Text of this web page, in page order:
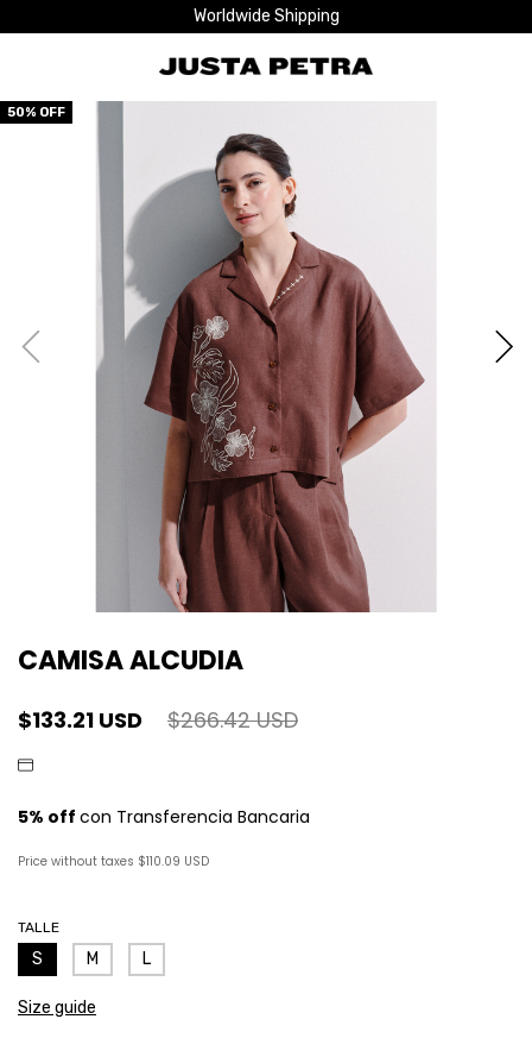
Worldwide Shipping
50% OFF
CAMISA ALCUDIA
$133.21 USD $266.42 USD
Price without taxes $110.09 USD
TALLE
S M L
Size guide